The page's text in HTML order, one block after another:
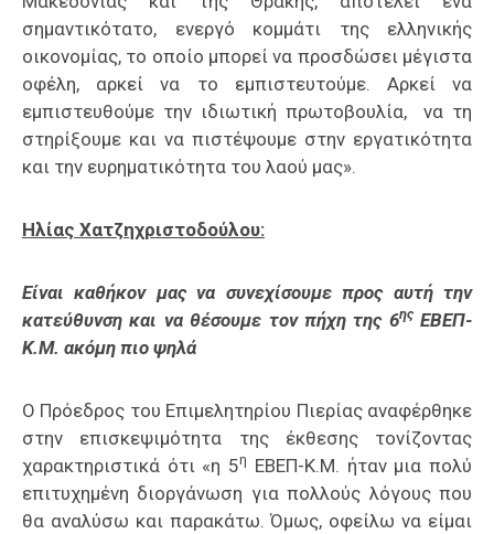
σημαντικότατο, ενεργό κομμάτι της ελληνικής
οικονομίας, το οποίο μπορεί να προσδώσει μέγιστα
οφέλη, αρκεί να το εμπιστευτούμε. Αρκεί να
εμπιστευθούμε την ιδιωτική πρωτοβουλία, να τη
στηρίξουμε και να πιστέψουμε στην εργατικότητα
και την ευρηματικότητα του λαού μας».
Ηλίας Χατζηχριστοδούλου:
Είναι καθήκον μας να συνεχίσουμε προς αυτή την
κατεύθυνση και να θέσουμε τον πήχη της 6ηςΕΒΕΠ-
Κ.Μ. ακόμη πιο ψηλά
Ο Πρόεδρος του Επιμελητηρίου Πιερίας αναφέρθηκε
στην επισκεψιμότητα της έκθεσης τονίζοντας
χαρακτηριστικά ότι «η 5η ΕΒΕΠ-Κ.Μ. ήταν μια πολύ
επιτυχημένη διοργάνωση για πολλούς λόγους που
θα αναλύσω και παρακάτω. Όμως, οφείλω να είμαι